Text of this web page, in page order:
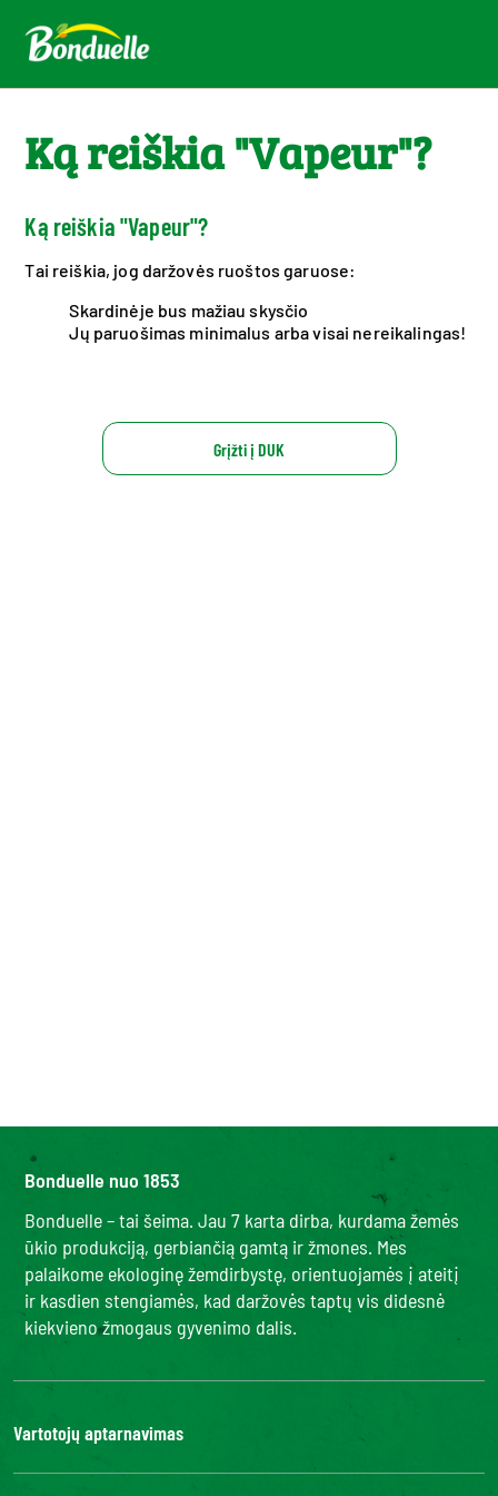
Ką reiškia "Vapeur"?
Ką reiškia "Vapeur"?
Tai reiškia, jog daržovės ruoštos garuose:
Skardinėje bus mažiau skysčio
Jų paruošimas minimalus arba visai nereikalingas!
Grįžti į DUK
Bonduelle nuo 1853
Bonduelle – tai šeima. Jau 7 karta dirba, kurdama žemės
ūkio produkciją, gerbiančią gamtą ir žmones. Mes
palaikome ekologinę žemdirbystę, orientuojamės į ateitį
ir kasdien stengiamės, kad daržovės taptų vis didesnė
kiekvieno žmogaus gyvenimo dalis.
Vartotojų aptarnavimas
Kontaktai